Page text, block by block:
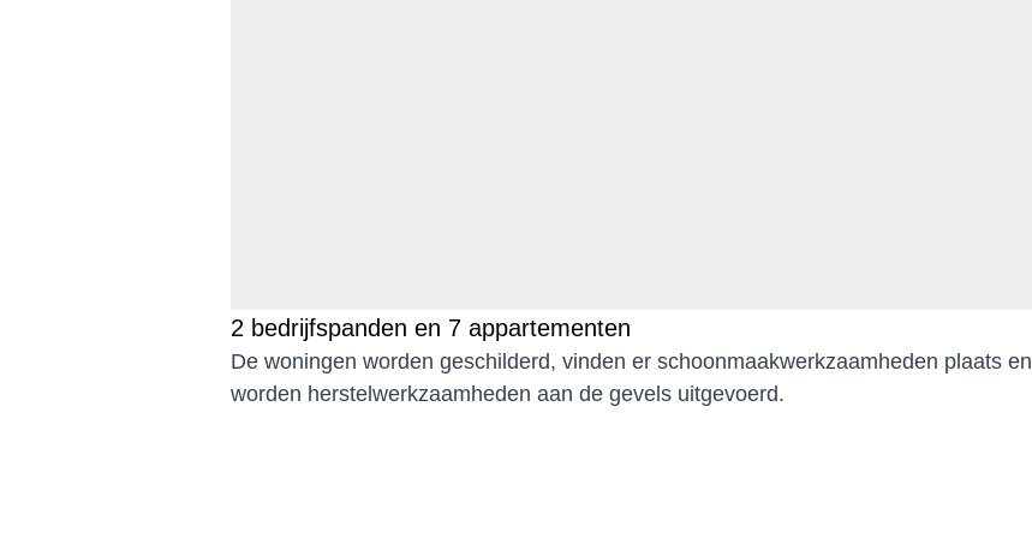
2 bedrijfspanden en 7 appartementen
De woningen worden geschilderd, vinden er schoonmaakwerkzaamheden plaats en
worden herstelwerkzaamheden aan de gevels uitgevoerd.